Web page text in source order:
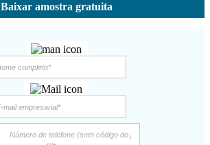
Baixar amostra gratuita